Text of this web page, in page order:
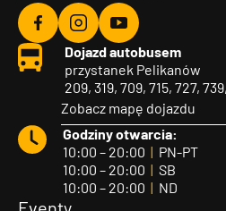
Agvo
Facebook
Agvo
Instagram
Agvo
YouTube
Dojazd autobusem
przystanek Pelikanów
209, 319, 709, 715, 727,
Zobacz mapę dojazdu
Godziny otwarcia:
10:00 – 20:00 | PN-PT
10:00 – 20:00 | SB
10:00 – 20:00 | ND